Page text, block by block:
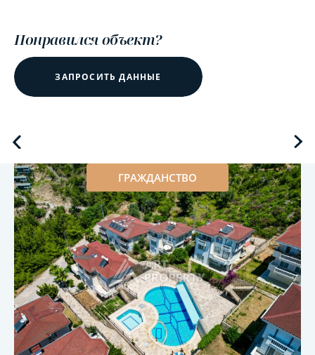
Понравился объект?
ЗАПРОСИТЬ ДАННЫЕ
ГРАЖДАНСТВО